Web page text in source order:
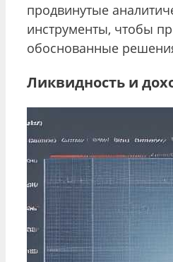
продвинутые
инструменты, чтобы
обоснованные
Ликвидность и